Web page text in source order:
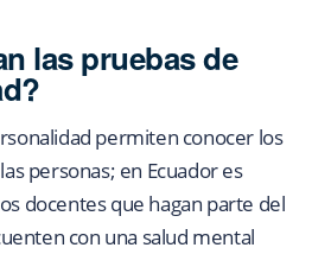
las pruebas de
permiten conocer los
personas; en Ecuador es
docentes que hagan parte del
con una salud mental